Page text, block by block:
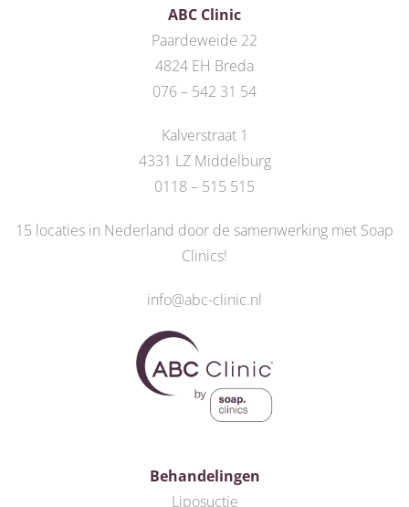
ABC Clinic
Paardeweide 22
4824 EH Breda
076 – 542 31 54
Kalverstraat 1
4331 LZ Middelburg
0118 – 515 515
15 locaties in Nederland door de samenwerking met Soap
Clinics!
info@abc-clinic.nl
Behandelingen
Liposuctie